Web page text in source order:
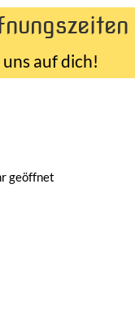
auf dich!
geöffnet